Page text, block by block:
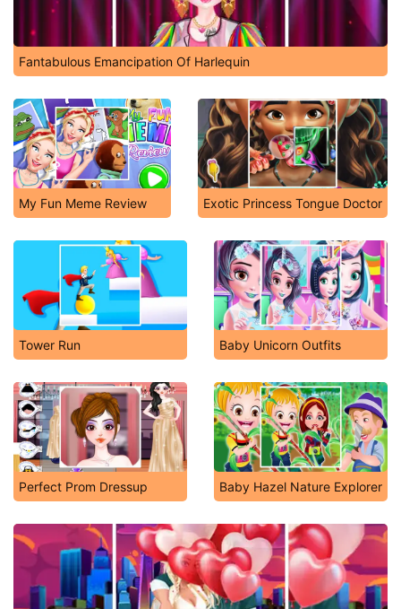
Fantabulous Emancipation Of Harlequin
My Fun Meme Review Exotic Princess Tongue Doctor
Tower Run Baby Unicorn Outfits
Perfect Prom Dressup Baby Hazel Nature Explorer